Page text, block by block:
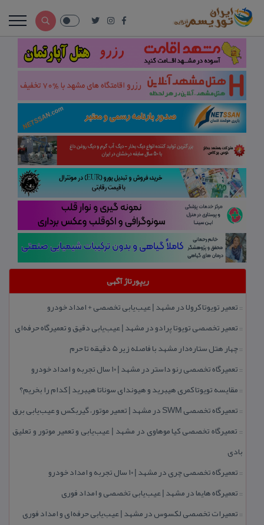
ریپورتاژ آگهی
:: تعمیر تویوتا كرولا در مشهد | عیب‌یابی تخصصی + امداد خودرو
:: تعمیر تخصصی تویوتا پرادو در مشهد | عیب‌یابی دقیق و تعمیرگاه حرفه‌ای
::چهار هتل‌ ستاره‌دار مشهد با فاصله زیر 5 دقیقه تا حرم
:: تعمیرگاه تخصصی رنو داستر در مشهد | ۱۰ سال تجربه و امداد خودرو
:: مقایسه تویوتا كمری هیبرید و هیوندای سوناتا هیبرید | كدام را بخریم؟
:: تعمیرگاه تخصصی SWM در مشهد | تعمیر موتور، گیربكس و عیب‌یابی برق
:: تعمیرگاه تخصصی كیا موهاوی در مشهد | عیب‌یابی و تعمیر موتور و تعلیق
بادی
:: تعمیرگاه تخصصی چری در مشهد | ۱۰ سال تجربه و امداد خودرو
:: تعمیرگاه هایما در مشهد | عیب‌یابی تخصصی و امداد فوری
:: تعمیرات تخصصی لكسوس در مشهد | عیب‌یابی حرفه‌ای و امداد فوری